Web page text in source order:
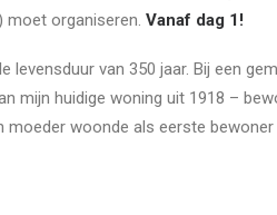
moet organiseren. Vanaf dag 1!
van 350 jaar. Bij een
mijn huidige woning uit 1918 –
woonde als eerste